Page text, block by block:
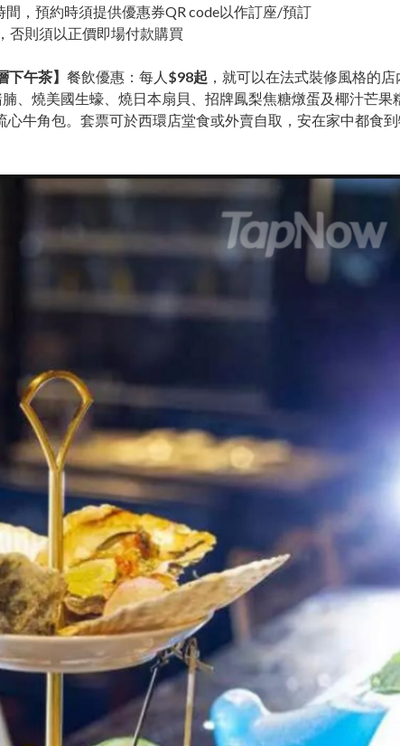
，預約時須提供優惠券QR code以作訂座/預訂
否則須以正價即場付款購買
下午茶】 餐飲優惠：每人 $98起 ，就可以在法式裝修風格的店
腩、燒美國生蠔、燒日本扇貝、招牌鳳梨焦糖燉蛋及椰汁芒果
牛角包。套票可於西環店堂食或外賣自取，安在家中都食